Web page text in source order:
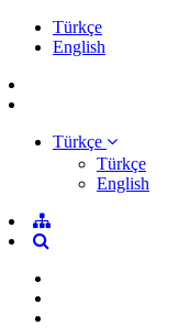
Türkçe
English
Türkçe
Türkçe
English